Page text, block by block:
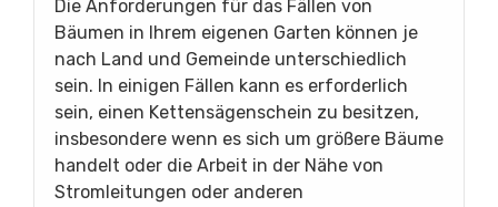
Die Anforderungen für das Fällen von
Bäumen in Ihrem eigenen Garten können je
nach Land und Gemeinde unterschiedlich
sein. In einigen Fällen kann es erforderlich
sein, einen Kettensägenschein zu besitzen,
insbesondere wenn es sich um größere Bäume
handelt oder die Arbeit in der Nähe von
Stromleitungen oder anderen